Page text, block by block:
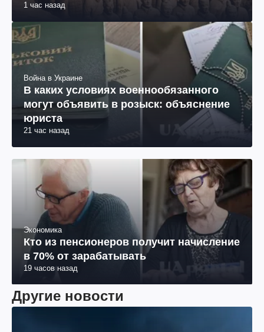
1 час назад
Война в Украине
В каких условиях военнообязанного
могут объявить в розыск: объяснение
юриста
21 час назад
Экономика
Кто из пенсионеров получит начисление
в 70% от зарабатывать
19 часов назад
Другие новости